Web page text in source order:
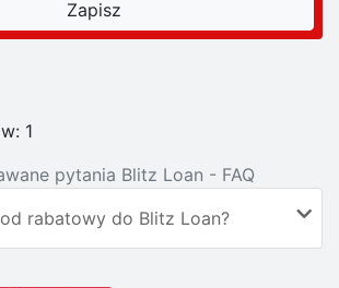
1
pytania Blitz Loan - FAQ
rabatowy do Blitz Loan?